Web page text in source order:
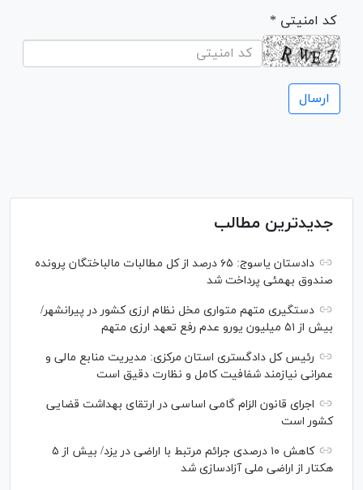
* کد امنیتی
جدیدترین مطالب
دادستان یاسوج: ۶۵ درصد از کل مطالبات مالباختگان پرونده
صندوق بهمئی پرداخت شد
دستگیری متهم متواری مخل نظام ارزی کشور در پیرانشهر/
بیش از ۵۱ میلیون یورو عدم رفع تعهد ارزی متهم
رئیس کل دادگستری استان مرکزی: مدیریت منابع مالی و
عمرانی نیازمند شفافیت کامل و نظارت دقیق است
اجرای قانون الزام گامی اساسی در ارتقای بهداشت قضایی
کشور است
کاهش ۱۰ درصدی جرائم مرتبط با اراضی در یزد/ بیش از ۵
هکتار از اراضی ملی آزادسازی شد